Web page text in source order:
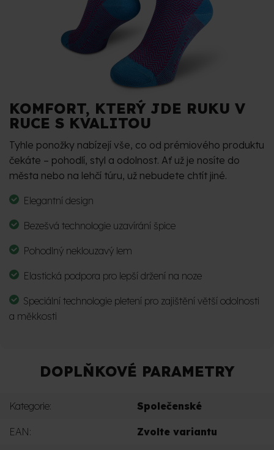
KOMFORT, KTERÝ JDE RUKU V
RUCE S KVALITOU
Tyhle ponožky nabízejí vše, co od prémiového produktu
čekáte – pohodlí, styl a odolnost. Ať už je nosíte do
města nebo na lehčí túru, už nebudete chtít jiné.
Elegantní design
Bezešvá technologie uzavírání špice
Pohodlný neklouzavý lem
Elastická podpora pro lepší držení na noze
Speciální technologie pletení pro zajištění větší odolnosti
a měkkosti
DOPLŇKOVÉ PARAMETRY
Kategorie: Společenské
EAN: Zvolte variantu